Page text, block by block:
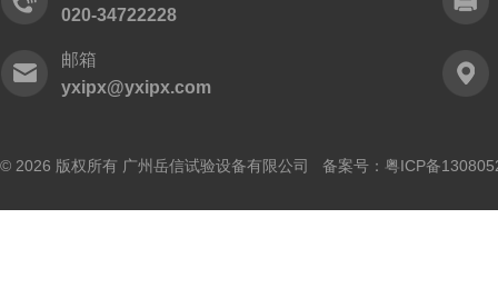
020-34722228
邮箱
yxipx@yxipx.com
© 2026 版权所有 广州岳信试验设备有限公司 备案号： 粤ICP备